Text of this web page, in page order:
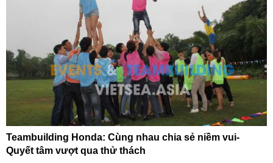
Teambuilding Honda: Cùng nhau chia sẻ niềm vui-
Quyết tâm vượt qua thử thách